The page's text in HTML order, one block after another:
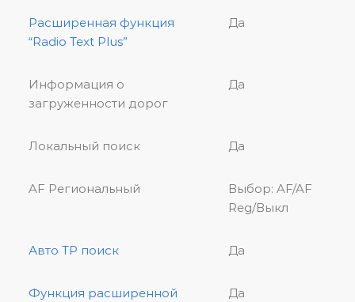
Расширенная функция
“Radio Text Plus”
Да
Информация о
загруженности дорог
Да
Локальный поиск Да
AF Региональный
Выбор: AF/AF
Reg/Выкл
Авто TP поиск Да
Функция расширенной
Да